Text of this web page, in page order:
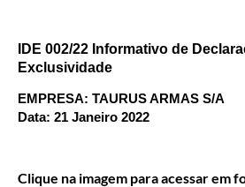
IDE 002/22 Informativo de
Exclusividade
EMPRESA: TAURUS ARMAS S/A
Data: 21 Janeiro 2022
Clique na imagem para acessar em